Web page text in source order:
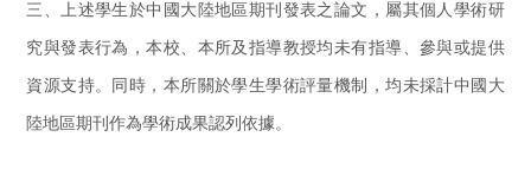
三、上述學生於中國大陸地區期刊發表之論文，屬其個人學術研
究與發表行為，本校、本所及指導教授均未有指導、參與或提供
資源支持。同時，本所關於學生學術評量機制，均未採計中國大
陸地區期刊作為學術成果認列依據。